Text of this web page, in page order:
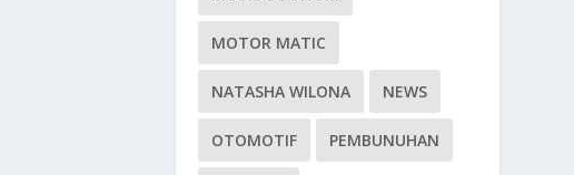
MOTOR MATIC
NATASHA WILONA NEWS
OTOMOTIF PEMBUNUHAN